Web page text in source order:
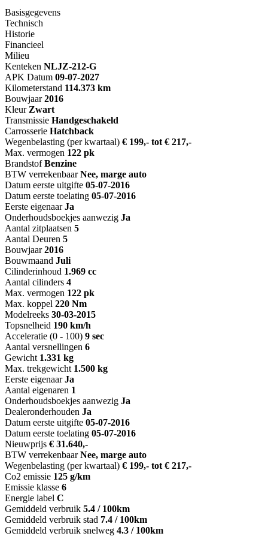
Basisgegevens
Technisch
Historie
Financieel
Milieu
Kenteken NLJZ-212-G
APK Datum 09-07-2027
Kilometerstand 114.373 km
Bouwjaar 2016
Kleur Zwart
Transmissie Handgeschakeld
Carrosserie Hatchback
Wegenbelasting (per kwartaal) € 199,- tot € 217,-
Max. vermogen 122 pk
Brandstof Benzine
BTW verrekenbaar Nee, marge auto
Datum eerste uitgifte 05-07-2016
Datum eerste toelating 05-07-2016
Eerste eigenaar Ja
Onderhoudsboekjes aanwezig Ja
Aantal zitplaatsen 5
Aantal Deuren 5
Bouwjaar 2016
Bouwmaand Juli
Cilinderinhoud 1.969 cc
Aantal cilinders 4
Max. vermogen 122 pk
Max. koppel 220 Nm
Modelreeks 30-03-2015
Topsnelheid 190 km/h
Acceleratie (0 - 100) 9 sec
Aantal versnellingen 6
Gewicht 1.331 kg
Max. trekgewicht 1.500 kg
Eerste eigenaar Ja
Aantal eigenaren 1
Onderhoudsboekjes aanwezig Ja
Dealeronderhouden Ja
Datum eerste uitgifte 05-07-2016
Datum eerste toelating 05-07-2016
Nieuwprijs € 31.640,-
BTW verrekenbaar Nee, marge auto
Wegenbelasting (per kwartaal) € 199,- tot € 217,-
Co2 emissie 125 g/km
Emissie klasse 6
Energie label C
Gemiddeld verbruik 5.4 / 100km
Gemiddeld verbruik stad 7.4 / 100km
Gemiddeld verbruik snelweg 4.3 / 100km